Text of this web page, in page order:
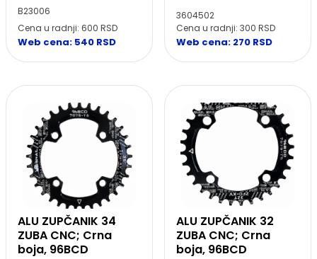
B23006
Cena u radnji: 600 RSD
Web cena: 540 RSD
3604502
Cena u radnji: 300 RSD
Web cena: 270 RSD
ALU ZUPČANIK 34
ZUBA CNC; Crna
boja, 96BCD
ALU ZUPČANIK 32
ZUBA CNC; Crna
boja, 96BCD